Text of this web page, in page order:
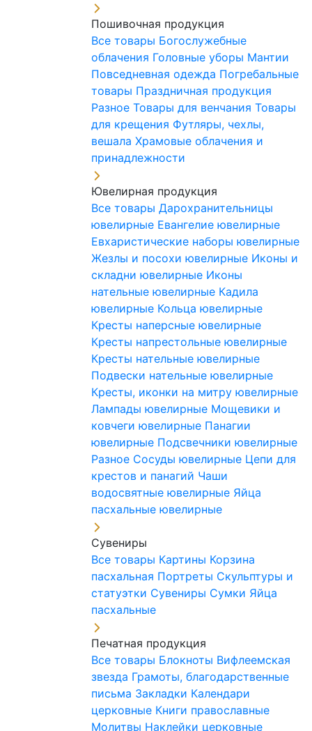
Пошивочная продукция
Все товары Богослужебные
облачения Головные уборы Мантии
Повседневная одежда Погребальные
товары Праздничная продукция
Разное Товары для венчания Товары
для крещения Футляры, чехлы,
вешала Храмовые облачения и
принадлежности
Ювелирная продукция
Все товары Дарохранительницы
ювелирные Евангелие ювелирные
Евхаристические наборы ювелирные
Жезлы и посохи ювелирные Иконы и
складни ювелирные Иконы
нательные ювелирные Кадила
ювелирные Кольца ювелирные
Кресты наперсные ювелирные
Кресты напрестольные ювелирные
Кресты нательные ювелирные
Подвески нательные ювелирные
Кресты, иконки на митру ювелирные
Лампады ювелирные Мощевики и
ковчеги ювелирные Панагии
ювелирные Подсвечники ювелирные
Разное Сосуды ювелирные Цепи для
крестов и панагий Чаши
водосвятные ювелирные Яйца
пасхальные ювелирные
Сувениры
Все товары Картины Корзина
пасхальная Портреты Скульптуры и
статуэтки Сувениры Сумки Яйца
пасхальные
Печатная продукция
Все товары Блокноты Вифлеемская
звезда Грамоты, благодарственные
письма Закладки Календари
церковные Книги православные
Молитвы Наклейки церковные